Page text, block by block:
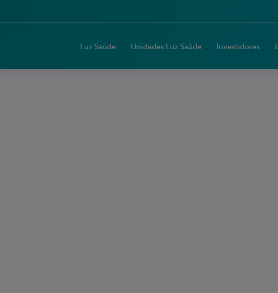
Luz Saúde Unidades Luz Saúde Investidores